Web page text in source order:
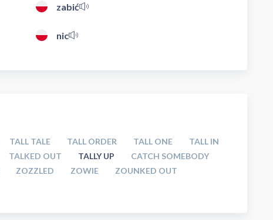
zabić
nic
TALL TALE TALL ORDER TALL ONE
TALL IN
TALKED OUT TALLY UP
CATCH SOMEBODY
ZOZZLED ZOWIE
ZOUNKED OUT